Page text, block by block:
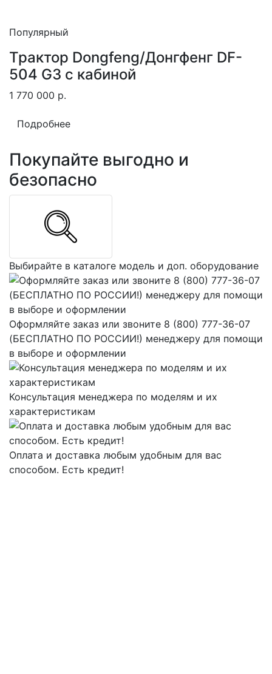
Популярный
Трактор Dongfeng/Донгфенг DF-
504 G3 с кабиной
1 770 000 р.
Подробнее
Покупайте выгодно и
безопасно
Выбирайте в каталоге модель и доп. оборудование
Оформляйте заказ или звоните 8 (800) 777-36-07
(БЕСПЛАТНО ПО РОССИИ!) менеджеру для помощи
в выборе и оформлении
Консультация менеджера по моделям и их
характеристикам
Оплата и доставка любым удобным для вас
способом. Есть кредит!